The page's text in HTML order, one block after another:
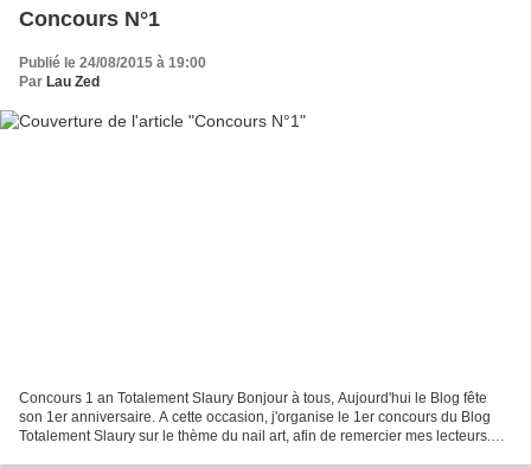
Concours N°1
Publié le 24/08/2015 à 19:00
Par Lau Zed
Concours 1 an Totalement Slaury Bonjour à tous, Aujourd'hui le Blog fête
son 1er anniversaire. A cette occasion, j'organise le 1er concours du Blog
Totalement Slaury sur le thème du nail art, afin de remercier mes lecteurs.